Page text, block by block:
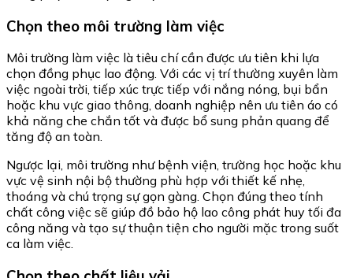
Chọn theo môi trường làm việc
Môi trường làm việc là tiêu chí cần được ưu tiên khi lựa
chọn đồng phục lao động. Với các vị trí thường xuyên làm
việc ngoài trời, tiếp xúc trực tiếp với nắng nóng, bụi bẩn
hoặc khu vực giao thông, doanh nghiệp nên ưu tiên áo có
khả năng che chắn tốt và được bổ sung phản quang để
tăng độ an toàn.
Ngược lại, môi trường như bệnh viện, trường học hoặc khu
vực vệ sinh nội bộ thường phù hợp với thiết kế nhẹ,
thoáng và chú trọng sự gọn gàng. Chọn đúng theo tính
chất công việc sẽ giúp đồ bảo hộ lao công phát huy tối đa
công năng và tạo sự thuận tiện cho người mặc trong suốt
ca làm việc.